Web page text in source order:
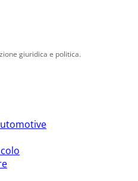
giuridica e politica.